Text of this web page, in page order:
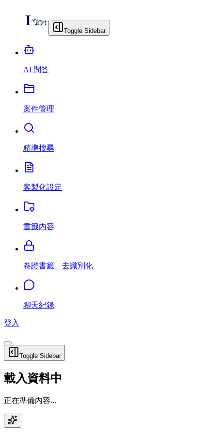
Toggle Sidebar
AI 問答
案件管理
精準搜尋
客製化設定
書籤內容
卷證書籤、去識別化
聊天紀錄
登入
Toggle Sidebar
載入資料中
正在準備內容...